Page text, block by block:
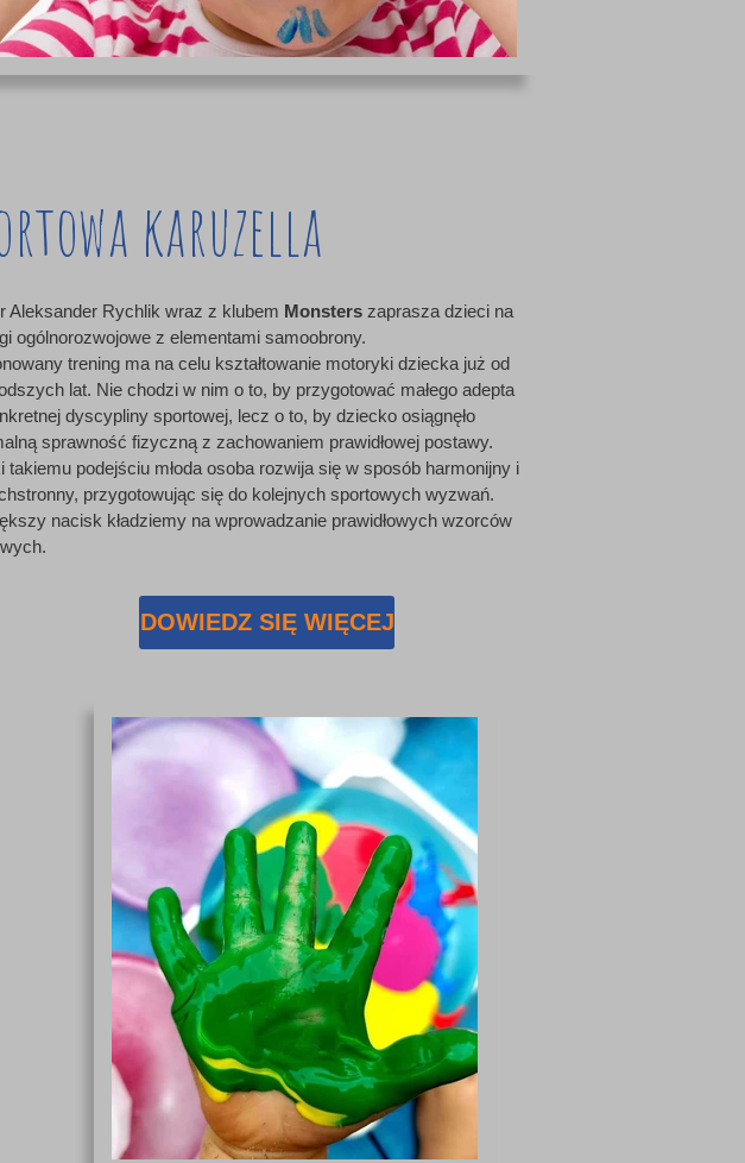
DOWIEDZ SIĘ WIĘCEJ
karuzella
Aleksander Rychlik wraz z klubem Monsters zaprasza dzieci na
ogólnorozwojowe z elementami samoobrony.
trening ma na celu kształtowanie motoryki dziecka już od
lat. Nie chodzi w nim o to, by przygotować małego adepta
dyscypliny sportowej, lecz o to, by dziecko osiągnęło
sprawność fizyczną z zachowaniem prawidłowej postawy.
takiemu podejściu młoda osoba rozwija się w sposób harmonijny i
przygotowując się do kolejnych sportowych wyzwań.
nacisk kładziemy na wprowadzanie prawidłowych wzorców